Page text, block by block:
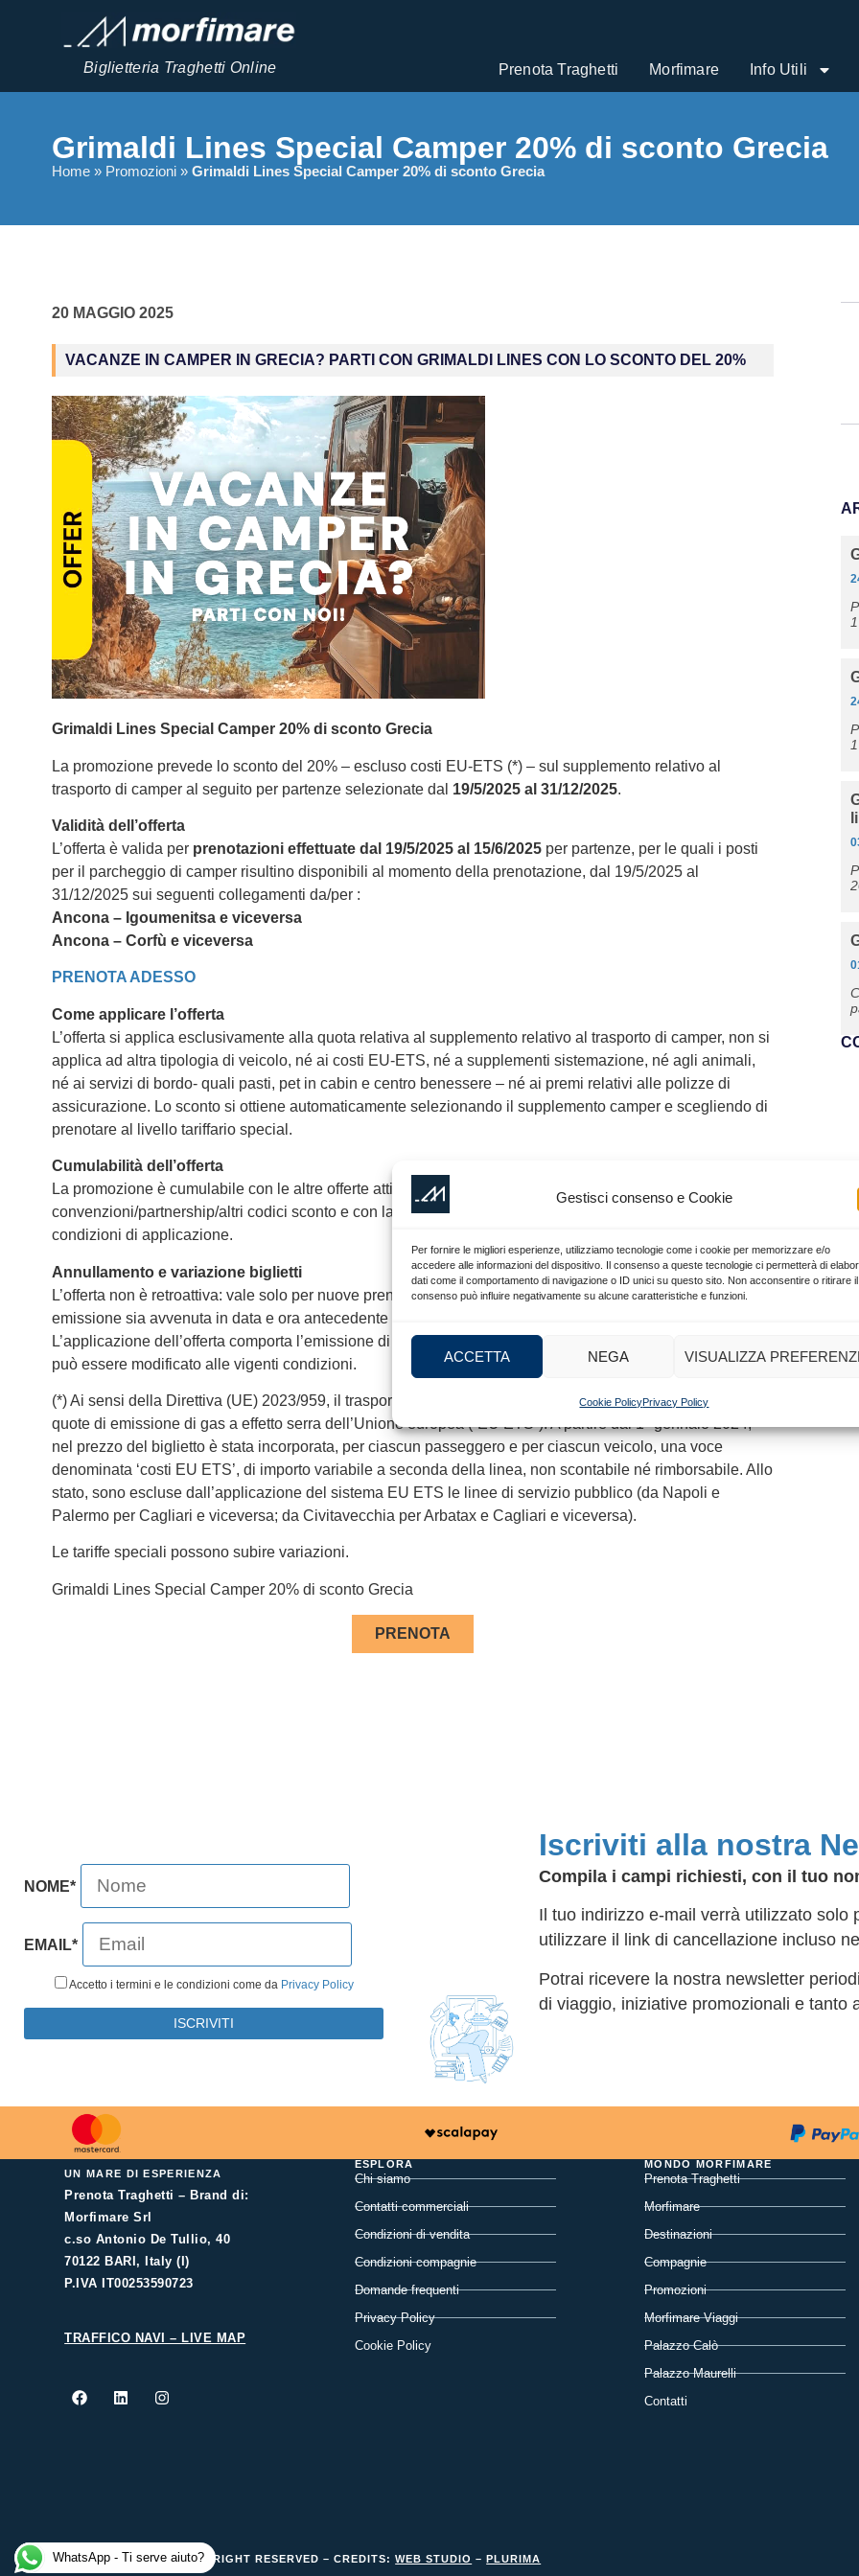
Gestisci consenso e Cookie
Per fornire le migliori esperienze, utilizziamo tecnologie come i cookie per memorizzare e/o
accedere alle informazioni del dispositivo. Il consenso a queste tecnologie ci permetterà di
dati come il comportamento di navigazione o ID unici su questo sito. Non acconsentire o ritirare il
consenso può influire negativamente su alcune caratteristiche e funzioni.
ACCETTA NEGA VISUALIZZA
Cookie PolicyPrivacy Policy
Biglietteria Traghetti Online Prenota Traghetti Morfimare Info Utili
Grimaldi Lines Special Camper 20% di sconto Grecia
Home» Promozioni» Grimaldi Lines Special Camper 20% di sconto Grecia
20 MAGGIO 2025
VACANZE IN CAMPER IN GRECIA? PARTI CON GRIMALDI LINES CON LO SCONTO DEL 20%
Grimaldi Lines Special Camper 20% di sconto Grecia
La promozione prevede lo sconto del 20% – escluso costi EU-ETS (*) – sul supplemento relativo al
trasporto di camper al seguito per partenze selezionate dal 19/5/2025 al 31/12/2025.
Validità dell’offerta
L’offerta è valida per prenotazioni effettuate dal 19/5/2025 al 15/6/2025per partenze, per le quali i posti
per il parcheggio di camper risultino disponibili al momento della prenotazione, dal 19/5/2025 al
31/12/2025 sui seguenti collegamenti da/per :
Ancona – Igoumenitsa e viceversa
Ancona – Corfù e viceversa
PRENOTA ADESSO
Come applicare l’offerta
L’offerta si applica esclusivamente alla quota relativa al supplemento relativo al trasporto di camper, non si
applica ad altra tipologia di veicolo, né ai costi EU-ETS, né a supplementi sistemazione, né agli animali,
né ai servizi di bordo- quali pasti, pet in cabin e centro benessere – né ai premi relativi alle polizze di
assicurazione. Lo sconto si ottiene automaticamente selezionando il supplemento camper e scegliendo di
prenotare al livello tariffario special.
Cumulabilità dell’offerta
La promozione è cumulabile con le altre offerte attive al momento della prenotazione, con le
convenzioni/partnership/altri codici sconto e con la tariffa residenti, se non diversamente specificato nelle
condizioni di applicazione.
Annullamento e variazione biglietti
L’offerta non è retroattiva: vale solo per nuove prenotazioni e non si applica ai biglietti la cui prima
emissione sia avvenuta in data e ora antecedente l’inizio dell’offerta.
L’applicazione dell’offerta comporta l’emissione di un biglietto a tariffa special, che non è rimborsabile, ma
può essere modificato alle vigenti condizioni.
(*) Ai sensi della Direttiva (UE) 2023/959, il trasporto marittimo è stato incluso nel sistema di scambio di
quote di emissione di gas a effetto serra dell’Unione europea (“EU ETS”). A partire dal 1° gennaio 2024,
nel prezzo del biglietto è stata incorporata, per ciascun passeggero e per ciascun veicolo, una voce
denominata ‘costi EU ETS’, di importo variabile a seconda della linea, non scontabile né rimborsabile. Allo
stato, sono escluse dall’applicazione del sistema EU ETS le linee di servizio pubblico (da Napoli e
Palermo per Cagliari e viceversa; da Civitavecchia per Arbatax e Cagliari e viceversa).
Le tariffe speciali possono subire variazioni.
Grimaldi Lines Special Camper 20% di sconto Grecia
PRENOTA
Compila i campi richiesti, con il tuo
Il tuo indirizzo e-mail verrà utilizzato solo
utilizzare il link di cancellazione incluso
Potrai ricevere la nostra newsletter
di viaggio, iniziative promozionali e tanto
Iscriviti alla nostra
NOME*
EMAIL*
Accetto i termini e le condizioni come da Privacy Policy
UN MARE DI ESPERIENZA
Prenota Traghetti – Brand di:
Morfimare Srl
c.so Antonio De Tullio, 40
70122 BARI, Italy (I)
P.IVA IT00253590723
TRAFFICO NAVI – LIVE MAP
ESPLORA
Chi siamo
Contatti commerciali
Condizioni di vendita
Condizioni compagnie
Domande frequenti
Privacy Policy
Cookie Policy
MONDO MORFIMARE
Prenota Traghetti
Morfimare
Destinazioni
Compagnie
Promozioni
Morfimare Viaggi
Palazzo Calò
Palazzo Maurelli
Contatti
© 2025 MORFIMARE ALL RIGHT RESERVED – CREDITS:WEB STUDIO –PLURIMA
WhatsApp - Ti serve aiuto?